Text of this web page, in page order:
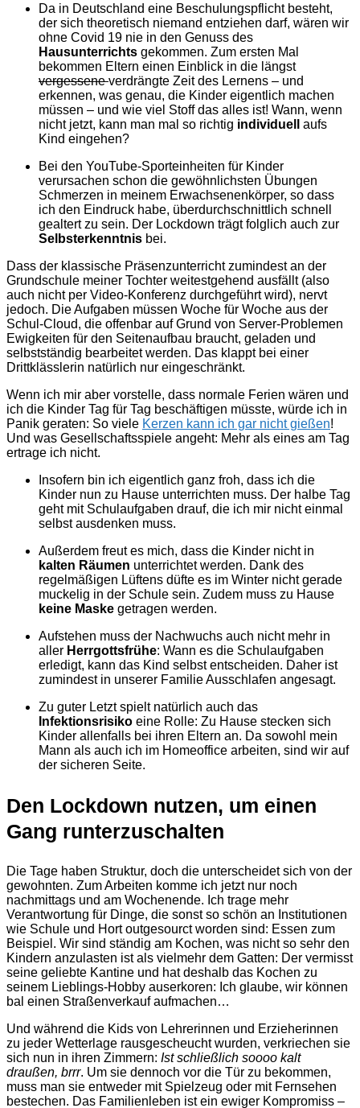
Da in Deutschland eine Beschulungspflicht besteht,
der sich theoretisch niemand entziehen darf, wären wir
ohne Covid 19 nie in den Genuss des
Hausunterrichts gekommen. Zum ersten Mal
bekommen Eltern einen Einblick in die längst
vergesseneverdrängte Zeit des Lernens – und
erkennen, was genau, die Kinder eigentlich machen
müssen – und wie viel Stoff das alles ist! Wann, wenn
nicht jetzt, kann man mal so richtig individuell aufs
Kind eingehen?
Bei den YouTube-Sporteinheiten für Kinder
verursachen schon die gewöhnlichsten Übungen
Schmerzen in meinem Erwachsenenkörper, so dass
ich den Eindruck habe, überdurchschnittlich schnell
gealtert zu sein. Der Lockdown trägt folglich auch zur
Selbsterkenntnis bei.
Dass der klassische Präsenzunterricht zumindest an der
Grundschule meiner Tochter weitestgehend ausfällt (also
auch nicht per Video-Konferenz durchgeführt wird), nervt
jedoch. Die Aufgaben müssen Woche für Woche aus der
Schul-Cloud, die offenbar auf Grund von Server-Problemen
Ewigkeiten für den Seitenaufbau braucht, geladen und
selbstständig bearbeitet werden. Das klappt bei einer
Drittklässlerin natürlich nur eingeschränkt.
Wenn ich mir aber vorstelle, dass normale Ferien wären und
ich die Kinder Tag für Tag beschäftigen müsste, würde ich in
Panik geraten: So viele Kerzen kann ich gar nicht gießen!
Und was Gesellschaftsspiele angeht: Mehr als eines am Tag
ertrage ich nicht.
Insofern bin ich eigentlich ganz froh, dass ich die
Kinder nun zu Hause unterrichten muss. Der halbe Tag
geht mit Schulaufgaben drauf, die ich mir nicht einmal
selbst ausdenken muss.
Außerdem freut es mich, dass die Kinder nicht in
kalten Räumen unterrichtet werden. Dank des
regelmäßigen Lüftens düfte es im Winter nicht gerade
muckelig in der Schule sein. Zudem muss zu Hause
keine Maske getragen werden.
Aufstehen muss der Nachwuchs auch nicht mehr in
aller Herrgottsfrühe: Wann es die Schulaufgaben
erledigt, kann das Kind selbst entscheiden. Daher ist
zumindest in unserer Familie Ausschlafen angesagt.
Zu guter Letzt spielt natürlich auch das
Infektionsrisiko eine Rolle: Zu Hause stecken sich
Kinder allenfalls bei ihren Eltern an. Da sowohl mein
Mann als auch ich im Homeoffice arbeiten, sind wir auf
der sicheren Seite.
Den Lockdown nutzen, um einen
Gang runterzuschalten
Die Tage haben Struktur, doch die unterscheidet sich von der
gewohnten. Zum Arbeiten komme ich jetzt nur noch
nachmittags und am Wochenende. Ich trage mehr
Verantwortung für Dinge, die sonst so schön an Institutionen
wie Schule und Hort outgesourct worden sind: Essen zum
Beispiel. Wir sind ständig am Kochen, was nicht so sehr den
Kindern anzulasten ist als vielmehr dem Gatten: Der vermisst
seine geliebte Kantine und hat deshalb das Kochen zu
seinem Lieblings-Hobby auserkoren: Ich glaube, wir können
bal einen Straßenverkauf aufmachen…
Und während die Kids von Lehrerinnen und Erzieherinnen
zu jeder Wetterlage rausgescheucht wurden, verkriechen sie
sich nun in ihren Zimmern: Ist schließlich soooo kalt
draußen, brrr. Um sie dennoch vor die Tür zu bekommen,
muss man sie entweder mit Spielzeug oder mit Fernsehen
bestechen. Das Familienleben ist ein ewiger Kompromiss –